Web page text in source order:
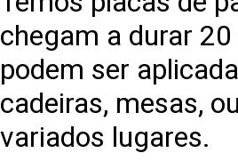
chegam a durar 20
podem ser
cadeiras, mesas,
variados lugares.